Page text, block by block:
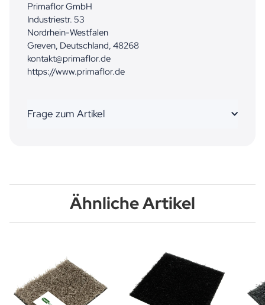
Primaflor GmbH
Industriestr. 53
Nordrhein-Westfalen
Greven, Deutschland, 48268
kontakt@primaflor.de
https://www.primaflor.de
Frage zum Artikel
Ähnliche Artikel